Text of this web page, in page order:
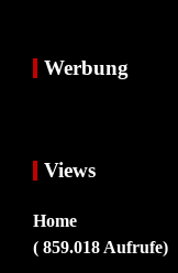
Werbung
Views
Home
( 859.018 Aufrufe)